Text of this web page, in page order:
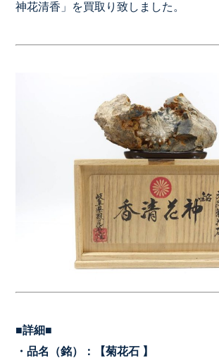
神花清香」を買取り致しました。
■詳細■
・品名（銘）：【菊花石 】